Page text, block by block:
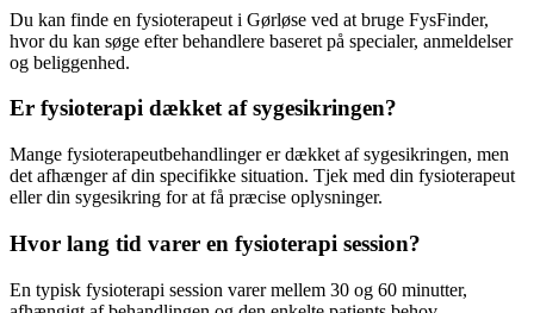
Du kan finde en fysioterapeut i Gørløse ved at bruge FysFinder,
hvor du kan søge efter behandlere baseret på specialer, anmeldelser
og beliggenhed.
Er fysioterapi dækket af sygesikringen?
Mange fysioterapeutbehandlinger er dækket af sygesikringen, men
det afhænger af din specifikke situation. Tjek med din fysioterapeut
eller din sygesikring for at få præcise oplysninger.
Hvor lang tid varer en fysioterapi session?
En typisk fysioterapi session varer mellem 30 og 60 minutter,